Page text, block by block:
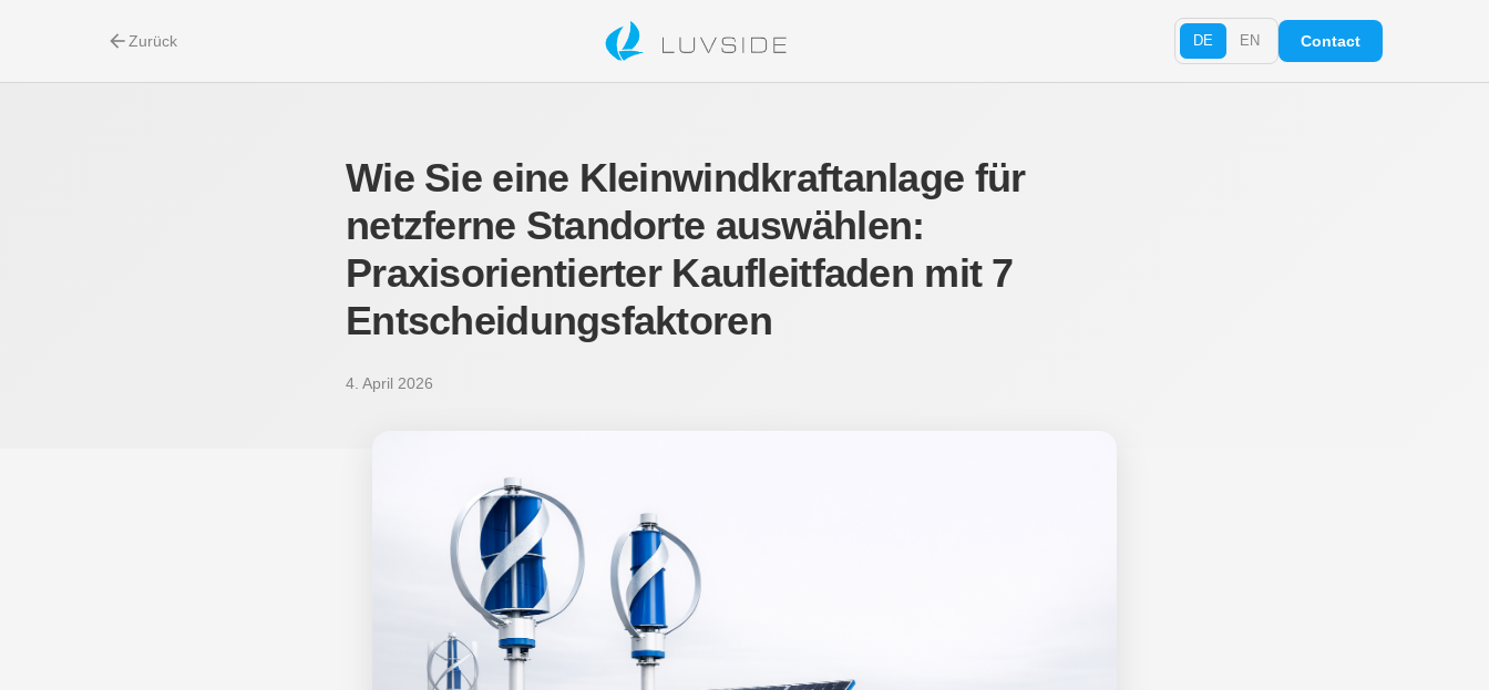
arrow_back Zurück DE EN Contact
Wie Sie eine Kleinwindkraftanlage für
netzferne Standorte auswählen:
Praxisorientierter Kaufleitfaden mit 7
Entscheidungsfaktoren
4. April 2026